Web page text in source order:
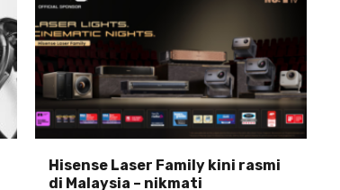
Hisense Laser Family kini rasmi
di Malaysia – nikmati